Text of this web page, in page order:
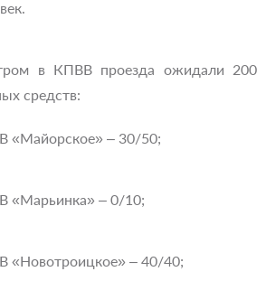
в КПВВ проезда ожидали 200
средств:
«Майорское» – 30/50;
«Марьинка» – 0/10;
«Новотроицкое» – 40/40;